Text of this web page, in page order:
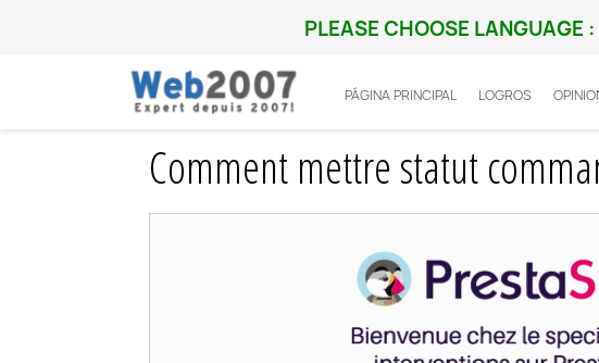
PLEASE CHOOSE LANGUAGE :
PÁGINA PRINCIPAL LOGROS
Inicio Prestashop
Comment mettre statut